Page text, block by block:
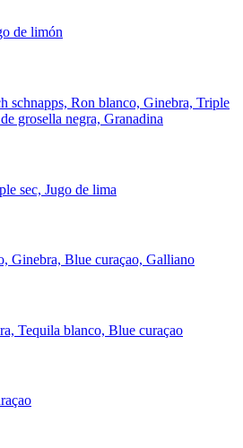
de limón
schnapps, Ron blanco, Ginebra, Triple
grosella negra, Granadina
sec, Jugo de lima
Ginebra, Blue curaçao, Galliano
Tequila blanco, Blue curaçao